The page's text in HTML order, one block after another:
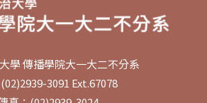
學 傳播學院大一大二不分系
3091 Ext.67078